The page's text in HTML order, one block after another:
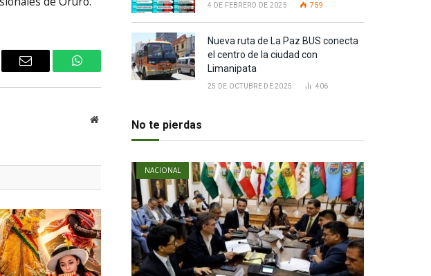
Email WhatsApp
Website
4 DE FEBRERO DE 2025 759
Nueva ruta de La Paz BUS conecta
el centro de la ciudad con
Limanipata
25 DE OCTUBRE DE 2025 406
No te pierdas
NACIONAL